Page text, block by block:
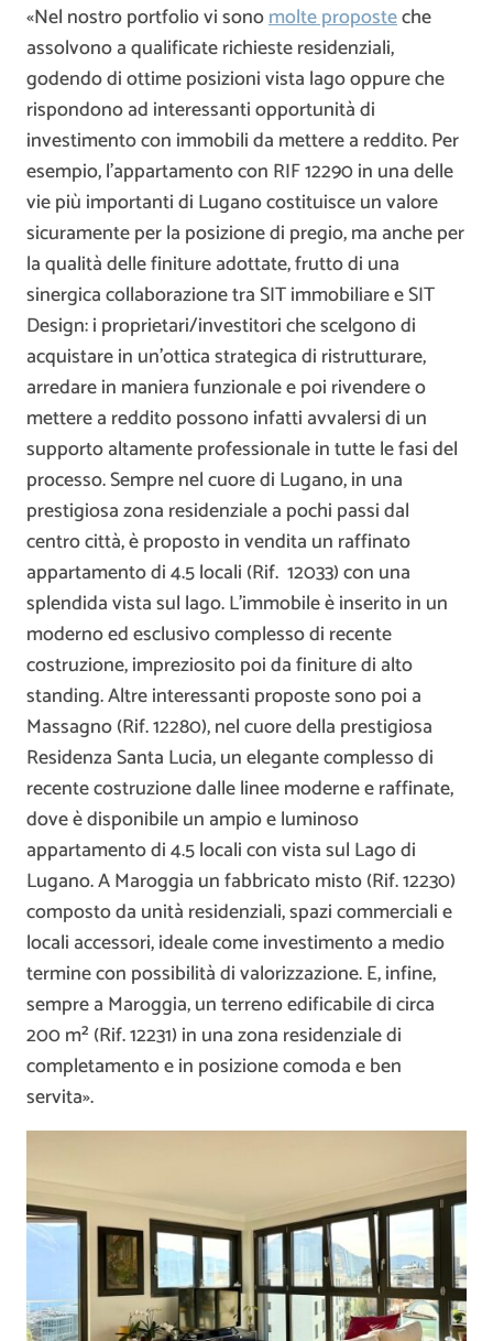
«Nel nostro portfolio vi sonomolte proposteche
assolvono a qualificate richieste residenziali,
godendo di ottime posizioni vista lago oppure che
rispondono ad interessanti opportunità di
investimento con immobili da mettere a reddito. Per
esempio, l’appartamento con RIF 12290 in una delle
vie più importanti di Lugano costituisce un valore
sicuramente per la posizione di pregio, ma anche per
la qualità delle finiture adottate, frutto di una
sinergica collaborazione tra SIT immobiliare e SIT
Design: i proprietari/investitori che scelgono di
acquistare in un’ottica strategica di ristrutturare,
arredare in maniera funzionale e poi rivendere o
mettere a reddito possono infatti avvalersi di un
supporto altamente professionale in tutte le fasi del
processo. Sempre nel cuore di Lugano, in una
prestigiosa zona residenziale a pochi passi dal
centro città, è proposto in vendita un raffinato
appartamento di 4.5 locali (Rif. 12033) con una
splendida vista sul lago. L’immobile è inserito in un
moderno ed esclusivo complesso di recente
costruzione, impreziosito poi da finiture di alto
standing. Altre interessanti proposte sono poi a
Massagno (Rif. 12280), nel cuore della prestigiosa
Residenza Santa Lucia, un elegante complesso di
recente costruzione dalle linee moderne e raffinate,
dove è disponibile un ampio e luminoso
appartamento di 4.5 locali con vista sul Lago di
Lugano. A Maroggia un fabbricato misto (Rif. 12230)
composto da unità residenziali, spazi commerciali e
locali accessori, ideale come investimento a medio
termine con possibilità di valorizzazione. E, infine,
sempre a Maroggia, un terreno edificabile di circa
200 m² (Rif. 12231) in una zona residenziale di
completamento e in posizione comoda e ben
servita».